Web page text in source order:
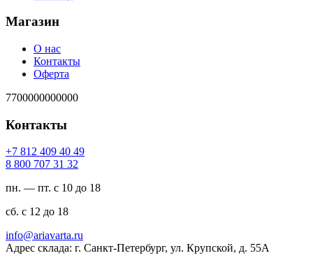
Магазин
О нас
Контакты
Оферта
7700000000000
Контакты
94 04 904 218 7+
23 13 707 008 8
пн. — пт. с 10 до 18
сб. с 12 до 18
ur.atravaira@ofni
Адрес склада: г. Санкт-Петербург, ул. Крупской, д. 55А